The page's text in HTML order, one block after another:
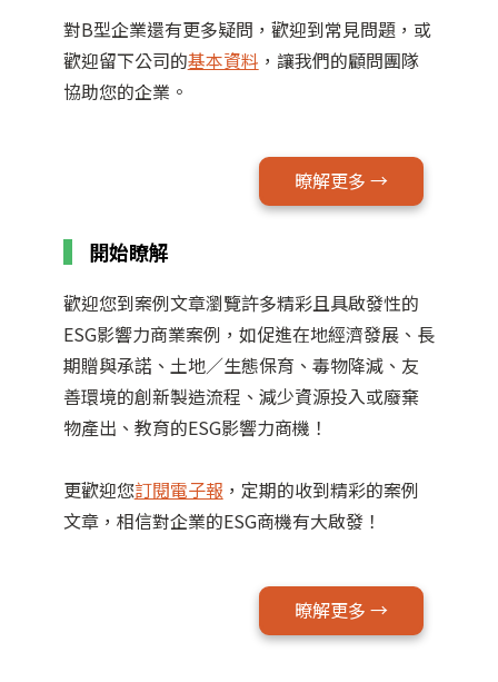
對B型企業還有更多疑問，歡迎到常見問題，或
歡迎留下公司的基本資料 ，讓我們的顧問團隊
協助您的企業。
暸解更多 →
開始瞭解
歡迎您到案例文章瀏覽許多精彩且具啟發性的
ESG影響力商業案例，如促進在地經濟發展、長
期贈與承諾、土地／生態保育、毒物降減、友
善環境的創新製造流程、減少資源投入或廢棄
物產出、教育的ESG影響力商機！
更歡迎您訂閱電子報 ，定期的收到精彩的案例
文章，相信對企業的ESG商機有大啟發！
暸解更多 →